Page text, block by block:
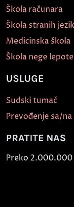
Škola računara
Škola stranih
Medicinska škola
Škola nege lepote
USLUGE
Sudski tumač
Prevođenje sa/
PRATITE NAS
Preko 2.000.000